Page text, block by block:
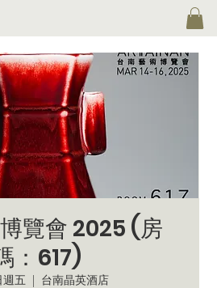
覽會 2025 (房
：617)
週五
  |
台南晶英酒店